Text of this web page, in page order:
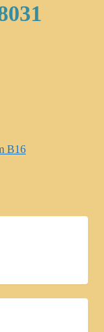
B16